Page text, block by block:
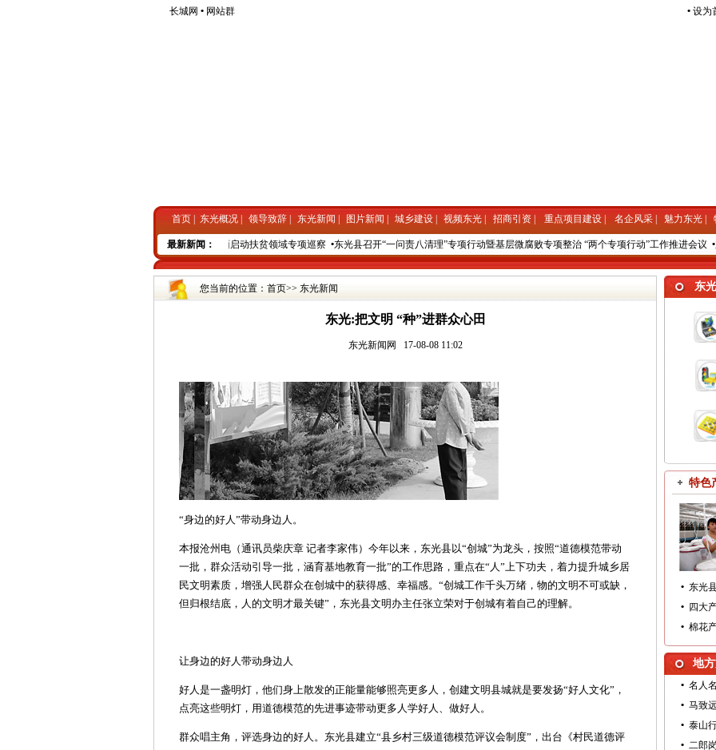
长城网 • 网站群 • 设为
首页 东光概况 领导致辞 东光新闻 图片新闻 城乡建设 视频东光 招商引资| 重点项目建设| 名企风采| 魅力东光|
最新新闻：
东光县从“七个方面”全面启动扶贫领域专项巡察 •东光县召开“一问责八清理”专项行动暨基层微腐败专项整治 “两个专项行动”工作推进会议 •东
您当前的位置： 首页>> 东光新闻
东光:把文明 “种”进群众心田
东光新闻网 17-08-08 11:02
05
东光：把文明 “种”进群众心田2017年07月17日
“身边的好人”带动身边人。
本报沧州电（通讯员柴庆章 记者李家伟）今年以来，东光县以“创城”为龙头，按照“道德模范带动
一批，群众活动引导一批，涵育基地教育一批”的工作思路，重点在“人”上下功夫，着力提升城乡居
民文明素质，增强人民群众在创城中的获得感、幸福感。“创城工作千头万绪，物的文明不可或缺，
但归根结底，人的文明才最关键”，东光县文明办主任张立荣对于创城有着自己的理解。
让身边的好人带动身边人
好人是一盏明灯，他们身上散发的正能量能够照亮更多人，创建文明县城就是要发扬“好人文化”，
点亮这些明灯，用道德模范的先进事迹带动更多人学好人、做好人。
群众唱主角，评选身边的好人。东光县建立“县乡村三级道德模范评议会制度”，出台《村民道德评
东
特色
• 东光
•
四大
• 棉花
地
• 名人
• 马致
• 泰山
• 二郎